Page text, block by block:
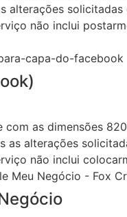
alterações
não inclui
com as dimensões
as alterações
não inclui